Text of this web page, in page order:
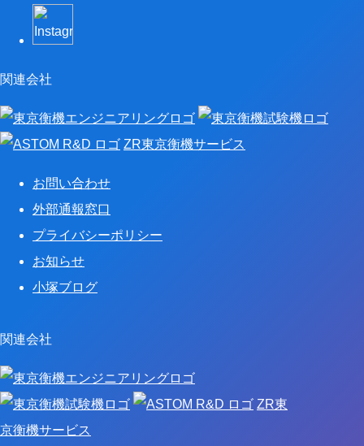
関連会社
ZR東京衡機サービス
お問い合わせ
外部通報窓口
プライバシーポリシー
お知らせ
小塚ブログ
関連会社
ZR東
京衡機サービス